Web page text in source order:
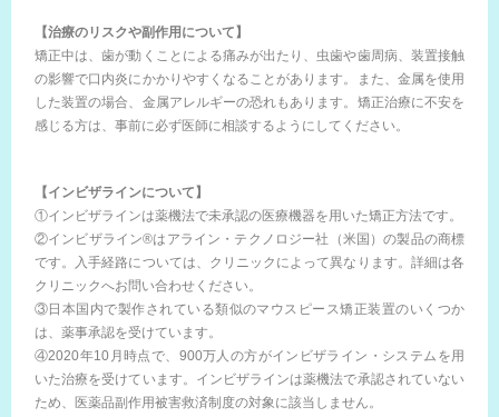
【治療のリスクや副作用について】
矯正中は、歯が動くことによる痛みが出たり、虫歯や歯周病、装置接触
の影響で口内炎にかかりやすくなることがあります。また、金属を使用
した装置の場合、金属アレルギーの恐れもあります。矯正治療に不安を
感じる方は、事前に必ず医師に相談するようにしてください。
【インビザラインについて】
①インビザラインは薬機法で未承認の医療機器を用いた矯正方法です。
②インビザライン®はアライン・テクノロジー社（米国）の製品の商標
です。入手経路については、クリニックによって異なります。詳細は各
クリニックへお問い合わせください。
③日本国内で製作されている類似のマウスピース矯正装置のいくつか
は、薬事承認を受けています。
④2020年10月時点で、900万人の方がインビザライン・システムを用
いた治療を受けています。インビザラインは薬機法で承認されていない
ため、医薬品副作用被害救済制度の対象に該当しません。